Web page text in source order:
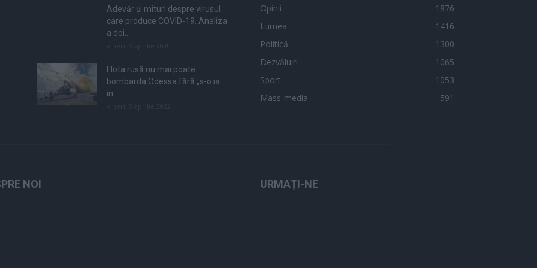
Adevăr și mituri despre virusul
care produce COVID-19. Analiza
a doi...
Flota rusă nu mai poate
bombarda Odessa fără „s-o ia
în...
Opinii
1876
Lumea
1416
Politică
1300
Dezvăluiri
1065
Sport
1053
Mass-media
591
NOI URMAȚI-NE